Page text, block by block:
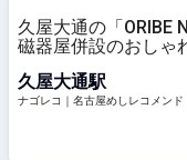
久屋大通の「ORIBE
磁器屋併設のおしゃ
久屋大通駅
ナゴレコ｜名古屋めしレコメンド